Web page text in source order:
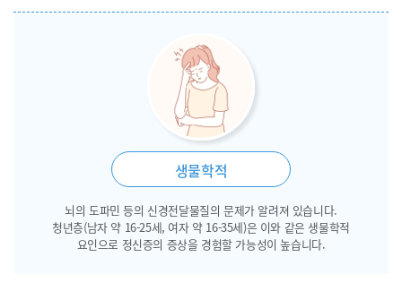
생물학적
뇌의 도파민 등의 신경전달물질의 문제가 알려져 있습니다.
청년층(남자 약 16-25세, 여자 약 16-35세)은 이와 같은 생물학적
요인으로 정신증의 증상을 경험할 가능성이 높습니다.